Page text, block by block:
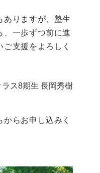
ありますが、塾生
、一歩ずつ前に進
支援をよろしく
ラス8期生 長岡秀樹
らお申し込みく